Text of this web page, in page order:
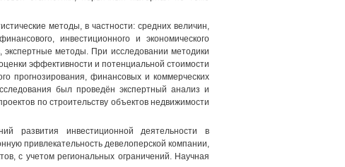
методы, в частности: средних величин,
инвестиционного и экономического
экспертные методы. При исследовании методики
эффективности и потенциальной стоимости
прогнозирования, финансовых и коммерческих
был проведён экспертный анализ и
по строительству объектов недвижимости
развития инвестиционной деятельности в
привлекательность девелоперской компании,
с учетом региональных ограничений. Научная